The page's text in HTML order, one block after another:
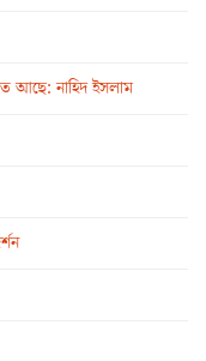
আছে: নাহিদ ইসলাম